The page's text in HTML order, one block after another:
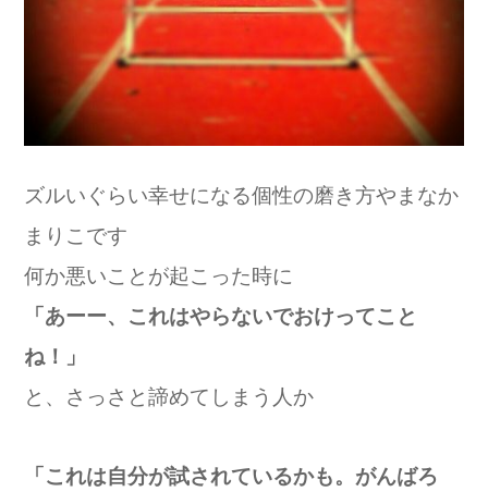
ズルいぐらい幸せになる個性の磨き方やまなか
まりこです
何か悪いことが起こった時に
「あーー、これはやらないでおけってこと
ね！」
と、 さっさと諦めてしまう人か
「これは自分が試されているかも。がんばろ